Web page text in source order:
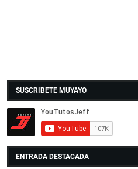
SUSCRIBETE MUYAYO
ENTRADA DESTACADA